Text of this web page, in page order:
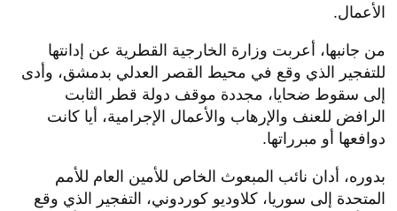
الأعمال.
من جانبها، أعربت وزارة الخارجية القطرية عن إدانتها
للتفجير الذي وقع في محيط القصر العدلي بدمشق، وأدى
إلى سقوط ضحايا، مجددة موقف دولة قطر الثابت
الرافض للعنف والإرهاب والأعمال الإجرامية، أيا كانت
دوافعها أو مبرراتها.
بدوره، أدان نائب المبعوث الخاص للأمين العام للأمم
المتحدة إلى سوريا، كلاوديو كوردوني، التفجير الذي وقع